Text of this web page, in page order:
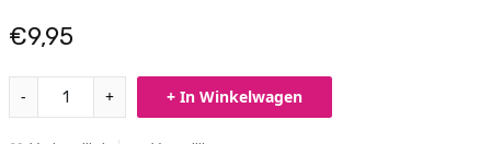
€9,95
- + + In Winkelwagen